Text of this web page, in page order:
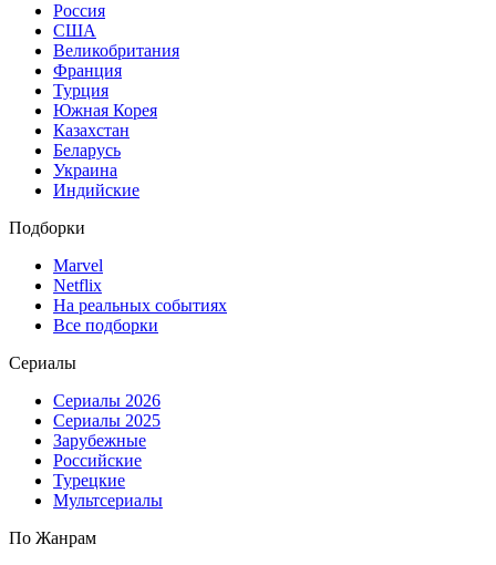
Россия
США
Великобритания
Франция
Турция
Южная Корея
Казахстан
Беларусь
Украина
Индийские
Подборки
Marvel
Netflix
На реальных событиях
Все подборки
Сериалы
Сериалы 2026
Сериалы 2025
Зарубежные
Российские
Турецкие
Мультсериалы
По Жанрам